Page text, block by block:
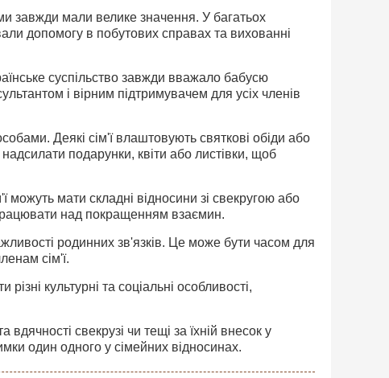
завжди мали велике значення. У багатьох
допомогу в побутових справах та вихованні
суспільство завжди вважало бабусю
і вірним підтримувачем для усіх членів
Деякі сім'ї влаштовують святкові обіди або
подарунки, квіти або листівки, щоб
можуть мати складні відносини зі свекругою або
над покращенням взаємин.
родинних зв'язків. Це може бути часом для
сім'ї.
культурні та соціальні особливості,
свекрузі чи тещі за їхній внесок у
один одного у сімейних відносинах.